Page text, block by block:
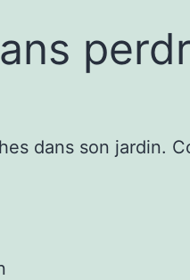
dans son jardin.